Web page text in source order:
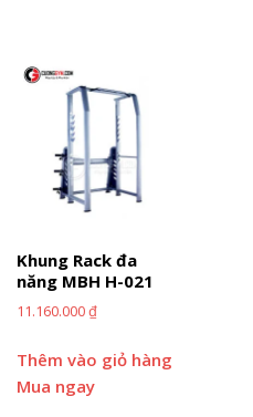
Khung Rack đa
năng MBH H-021
11.160.000₫
Thêm vào giỏ hàng
Mua ngay